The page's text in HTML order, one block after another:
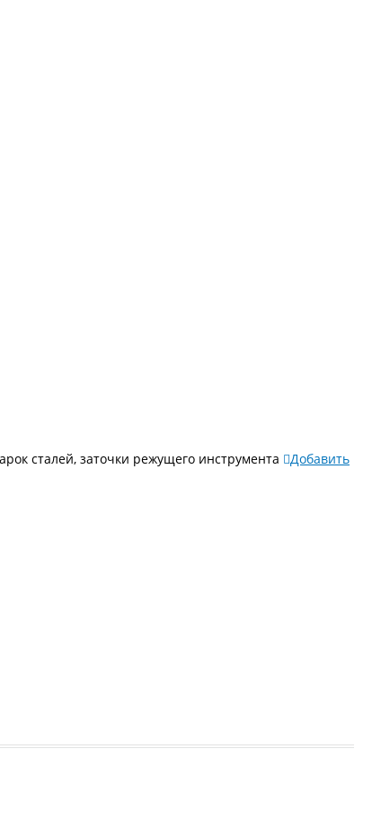
сталей, заточки режущего инструмента
Добавить